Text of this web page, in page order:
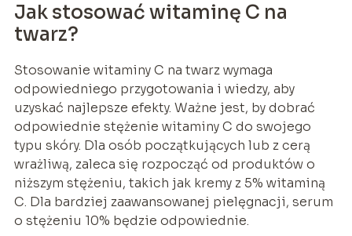
Jak stosować witaminę C na
twarz?
Stosowanie witaminy C na twarz wymaga
odpowiedniego przygotowania i wiedzy, aby
uzyskać najlepsze efekty. Ważne jest, by dobrać
odpowiednie stężenie witaminy C do swojego
typu skóry. Dla osób początkujących lub z cerą
wrażliwą, zaleca się rozpocząć od produktów o
niższym stężeniu, takich jak kremy z 5% witaminą
C. Dla bardziej zaawansowanej pielęgnacji, serum
o stężeniu 10% będzie odpowiednie.